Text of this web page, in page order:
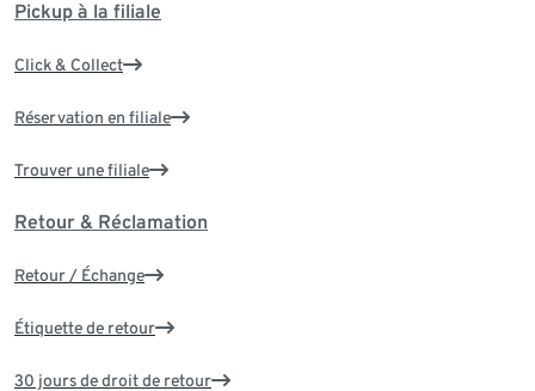
Pickup à la filiale
Click & Collect
Réservation en filiale
Trouver une filiale
Retour & Réclamation
Retour / Échange
Étiquette de retour
30 jours de droit de retour